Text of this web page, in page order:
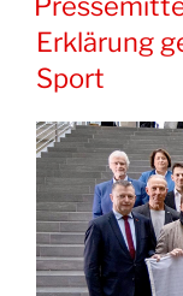
Erklärung
Sport